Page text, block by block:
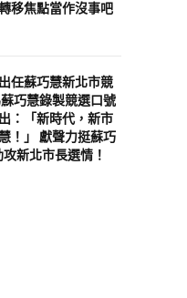
移焦點當作沒事吧
任蘇巧慧新北市競
巧慧錄製競選口號
：「新時代，新市
！」 獻聲力挺蘇巧
新北市長選情！